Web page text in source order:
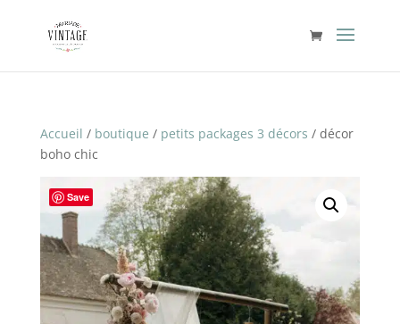
Accueil / boutique / petits packages 3 décors / décor
boho chic
Save